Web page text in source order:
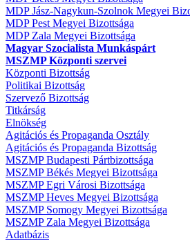
MDP Jász-Nagykun-Szolnok Megyei
MDP Pest Megyei Bizottsága
MDP Zala Megyei Bizottsága
Magyar Szocialista Munkáspárt
MSZMP Központi szervei
Központi Bizottság
Politikai Bizottság
Szervező Bizottság
Titkárság
Elnökség
Agitációs és Propaganda Osztály
Agitációs és Propaganda Bizottság
MSZMP Budapesti Pártbizottsága
MSZMP Békés Megyei Bizottsága
MSZMP Egri Városi Bizottsága
MSZMP Heves Megyei Bizottsága
MSZMP Somogy Megyei Bizottsága
MSZMP Zala Megyei Bizottsága
Adatbázis